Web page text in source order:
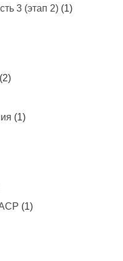
3 (этап 2)(1)
(2)
(1)
АСР (1)